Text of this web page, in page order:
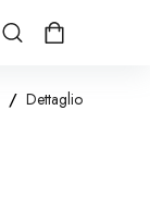
/ Dettaglio